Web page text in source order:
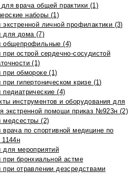
врача общей практики (1)
наборы (1)
экстренной личной профилактики (3)
для дома (7)
общепрофильные (4)
при острой сердечно-сосудистой
(1)
при обмороке (1)
при гипертоническом кризе (1)
педиатрические (4)
инструментов и оборудования для
экстренной помощи приказ №923н (2)
медсестры (2)
врача по спортивной медицине по
1144н
для мероприятий
при бронхиальной астме
при отравлении дезсредствами